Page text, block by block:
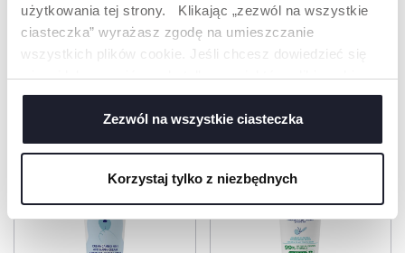
użytkowania tej strony. Klikając „zezwól na wszystkie
ciasteczka” wyrażasz zgodę na umieszczanie
wszystkich plików cookie. Jeśli chcesz dowiedzieć się
więcej lub wyrazić zgodę tylko na niektóre pliki cookie,
kliknij „Ustawienia”. Zamykając ten baner, wyrażasz
zgodę na używanie wyłącznie technicznych plików
cookie, które są niezbędne dla żądanej usługi.
Zezwól na wszystkie ciasteczka
Korzystaj tylko z niezbędnych
ZAINTERESOWAĆ